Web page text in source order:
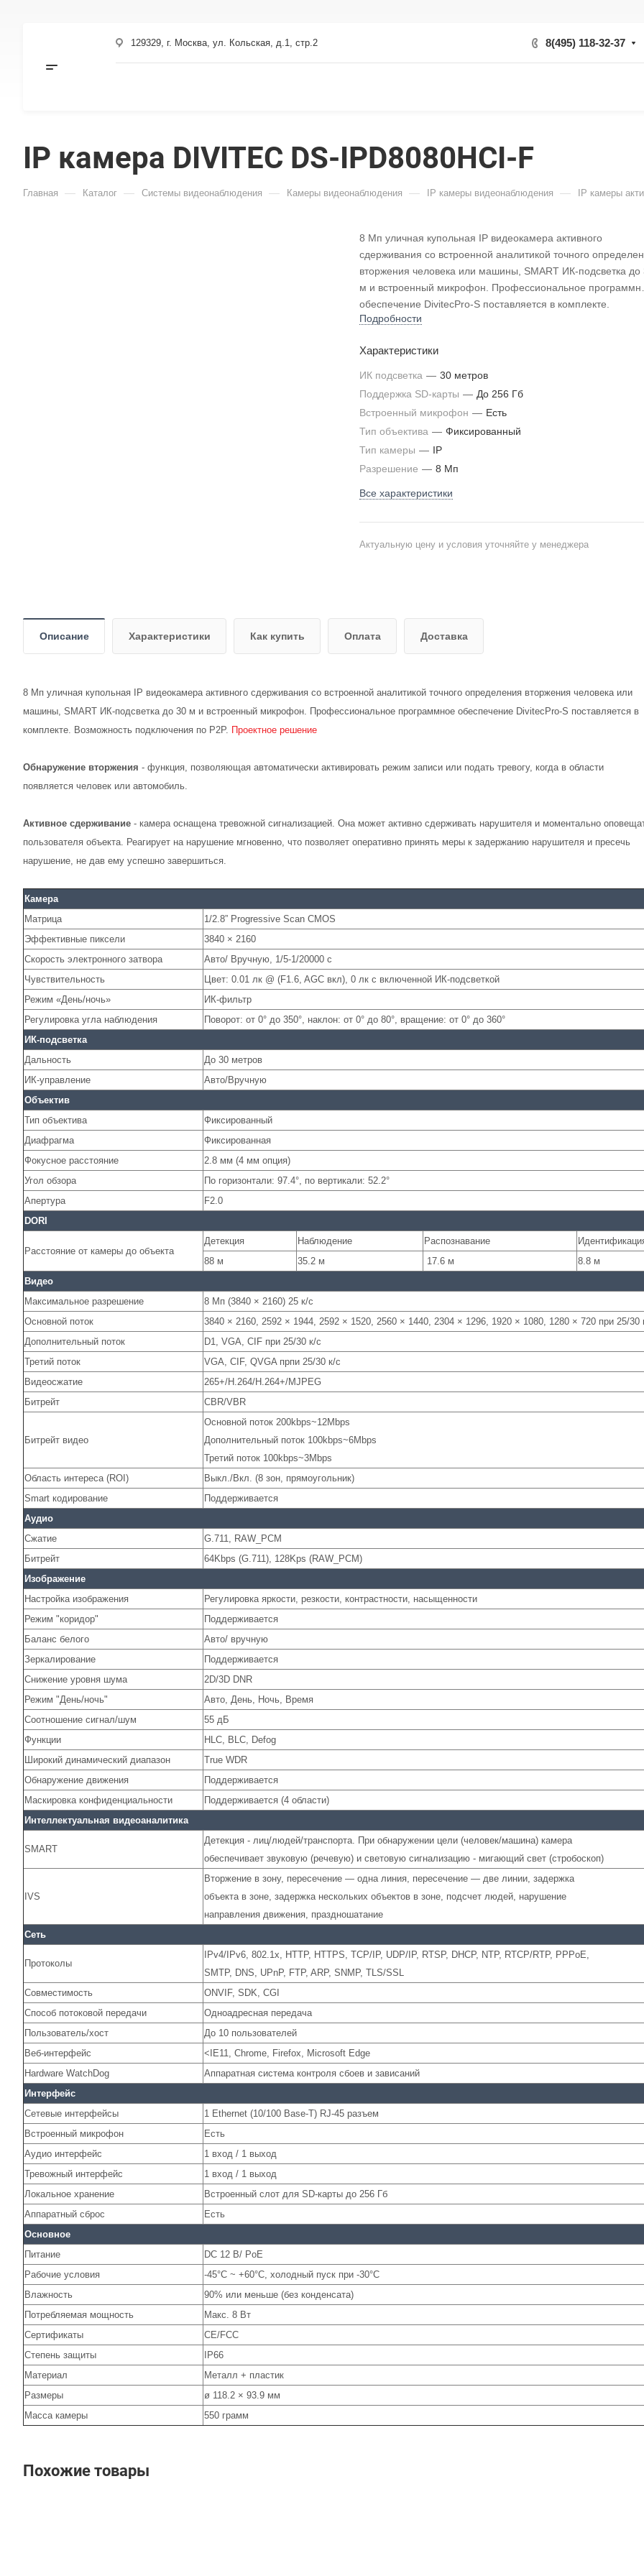
129329, г. Москва, ул. Кольская, д.1, стр.2 8(495) 118-32-37
IP камера DIVITEC DS-IPD8080HCI-F
Главная — Каталог — Системы видеонаблюдения — Камеры видеонаблюдения — IP камеры видеонаблюдения — IP камеры
8 Мп уличная купольная IP видеокамера активного
сдерживания со встроенной аналитикой точного
вторжения человека или машины, SMART ИК-подсветка до
м и встроенный микрофон. Профессиональное
обеспечение DivitecPro-S поставляется в комплекте.
Возможность подключения по P2P. Проектное решение
Подробности
Характеристики
ИК подсветка — 30 метров
Поддержка SD-карты — До 256 Гб
Встроенный микрофон — Есть
Тип объектива — Фиксированный
Тип камеры — IP
Разрешение — 8 Мп
Все характеристики
Актуальную цену и условия уточняйте у менеджера
Описание Характеристики Как купить Оплата Доставка
8 Мп уличная купольная IP видеокамера активного сдерживания со встроенной аналитикой точного определения вторжения человека или
машины, SMART ИК-подсветка до 30 м и встроенный микрофон. Профессиональное программное обеспечение DivitecPro-S поставляется в
комплекте. Возможность подключения по P2P. Проектное решение
Обнаружение вторжения - функция, позволяющая автоматически активировать режим записи или подать тревогу, когда в области
появляется человек или автомобиль.
Активное сдерживание - камера оснащена тревожной сигнализацией. Она может активно сдерживать нарушителя и моментально
пользователя объекта. Реагирует на нарушение мгновенно, что позволяет оперативно принять меры к задержанию нарушителя и пресечь
нарушение, не дав ему успешно завершиться.
Камера
Матрица
1/2.8” Progressive Scan CMOS
Эффективные пиксели
3840 × 2160
Скорость электронного затвора
Авто/ Вручную, 1/5-1/20000 с
Чувствительность
Цвет: 0.01 лк @ (F1.6, AGC вкл), 0 лк с включенной ИК-подсветкой
Режим «День/ночь»
ИК-фильтр
Регулировка угла наблюдения
Поворот: от 0° до 350°, наклон: от 0° до 80°, вращение: от 0° до 360°
ИК-подсветка
Дальность
До 30 метров
ИК-управление
Авто/Вручную
Объектив
Тип объектива
Фиксированный
Диафрагма
Фиксированная
Фокусное расстояние
2.8 мм (4 мм опция)
Угол обзора
По горизонтали: 97.4°, по вертикали: 52.2°
Апертура
F2.0
DORI
Расстояние от камеры до объекта
Детекция Наблюдение Распознавание
88 м
35.2 м 17.6 м
8.8 м
Видео
Максимальное разрешение
8 Мп (3840 × 2160) 25 к/с
Основной поток
3840 × 2160, 2592 × 1944, 2592 × 1520, 2560 × 1440, 2304 × 1296, 1920 × 1080, 1280 × 720 при 25/30
Дополнительный поток
D1, VGA, CIF при 25/30 к/с
Третий поток
VGA, CIF, QVGA прпи 25/30 к/с
Видеосжатие
265+/H.264/H.264+/MJPEG
Битрейт
CBR/VBR
Битрейт видео
Основной поток 200kbps~12Mbps
Дополнительный поток 100kbps~6Mbps
Третий поток 100kbps~3Mbps
Область интереса (ROI)
Выкл./Вкл. (8 зон, прямоугольник)
Smart кодирование
Поддерживается
Аудио
Сжатие
G.711, RAW_PCM
Битрейт
64Kbps (G.711), 128Kps (RAW_PCM)
Изображение
Настройка изображения
Регулировка яркости, резкости, контрастности, насыщенности
Режим "коридор"
Поддерживается
Баланс белого
Авто/ вручную
Зеркалирование
Поддерживается
Снижение уровня шума
2D/3D DNR
Режим "День/ночь"
Авто, День, Ночь, Время
Соотношение сигнал/шум
55 дБ
Функции
HLC, BLC, Defog
Широкий динамический диапазон
True WDR
Обнаружение движения
Поддерживается
Маскировка конфиденциальности
Поддерживается (4 области)
Интеллектуальная видеоаналитика
SMART
Детекция - лиц/людей/транспорта. При обнаружении цели (человек/машина) камера
обеспечивает звуковую (речевую) и световую сигнализацию - мигающий свет (стробоскоп)
IVS
Вторжение в зону, пересечение — одна линия, пересечение — две линии, задержка
объекта в зоне, задержка нескольких объектов в зоне, подсчет людей, нарушение
направления движения, праздношатание
Сеть
Протоколы
IPv4/IPv6, 802.1x, HTTP, HTTPS, TCP/IP, UDP/IP, RTSP, DHCP, NTP, RTCP/RTP, PPPoE,
SMTP, DNS, UPnP, FTP, ARP, SNMP, TLS/SSL
Совместимость
ONVIF, SDK, CGI
Способ потоковой передачи
Одноадресная передача
Пользователь/хост
До 10 пользователей
Веб-интерфейс
<IE11, Chrome, Firefox, Microsoft Edge
Hardware WatchDog
Аппаратная система контроля сбоев и зависаний
Интерфейс
Сетевые интерфейсы
1 Ethernet (10/100 Base-T) RJ-45 разъем
Встроенный микрофон
Есть
Аудио интерфейс
1 вход / 1 выход
Тревожный интерфейс
1 вход / 1 выход
Локальное хранение
Встроенный слот для SD-карты до 256 Гб
Аппаратный сброс
Есть
Основное
Питание
DС 12 В/ PoE
Рабочие условия
-45°C ~ +60°C, холодный пуск при -30°C
Влажность
90% или меньше (без конденсата)
Потребляемая мощность
Макс. 8 Вт
Сертификаты
CE/FCC
Степень защиты
IP66
Материал
Металл + пластик
Размеры
ø 118.2 × 93.9 мм
Масса камеры
550 грамм
Похожие товары